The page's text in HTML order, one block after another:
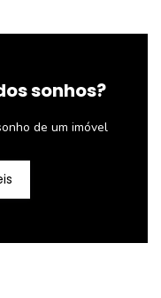
sonhos?
de um imóvel